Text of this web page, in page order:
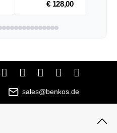
€ 128,00
sales@benkos.de